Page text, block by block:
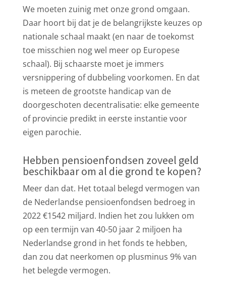
We moeten zuinig met onze grond omgaan.
Daar hoort bij dat je de belangrijkste keuzes op
nationale schaal maakt (en naar de toekomst
toe misschien nog wel meer op Europese
schaal). Bij schaarste moet je immers
versnippering of dubbeling voorkomen. En dat
is meteen de grootste handicap van de
doorgeschoten decentralisatie: elke gemeente
of provincie predikt in eerste instantie voor
eigen parochie.
Hebben pensioenfondsen zoveel geld
beschikbaar om al die grond te kopen?
Meer dan dat. Het totaal belegd vermogen van
de Nederlandse pensioenfondsen bedroeg in
2022 €1542 miljard. Indien het zou lukken om
op een termijn van 40-50 jaar 2 miljoen ha
Nederlandse grond in het fonds te hebben,
dan zou dat neerkomen op plusminus 9% van
het belegde vermogen.